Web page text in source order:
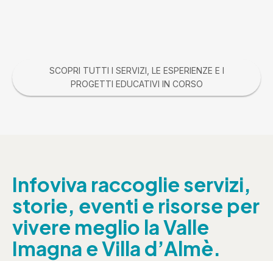
SCOPRI TUTTI I SERVIZI, LE ESPERIENZE E I
PROGETTI EDUCATIVI IN CORSO
Infoviva raccoglie servizi,
storie, eventi e risorse per
vivere meglio la Valle
Imagna e Villa d’Almè.